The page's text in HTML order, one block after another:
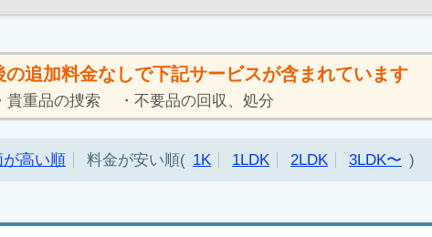
の追加料金なしで下記サービスが含まれています
貴重品の捜索 不要品の回収、処分
が高い順 料金が安い順 1K 1LDK 2LDK 3LDK〜